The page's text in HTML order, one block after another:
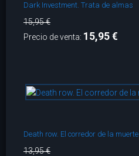
Dark Investment. Trata de almas
15,95 €
Precio de venta: 15,95 €
Death row. El corredor de la muerte
13,95 €